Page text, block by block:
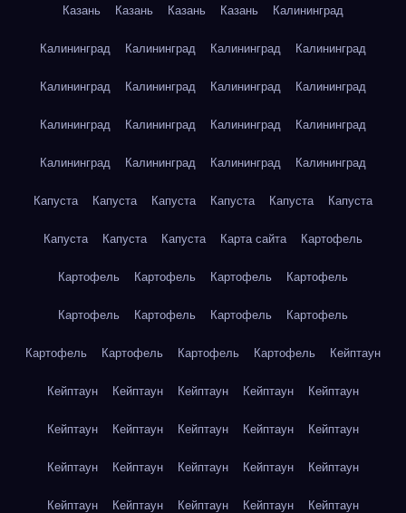
Казань Казань Казань Казань Калининград
Калининград Калининград Калининград Калининград
Калининград Калининград Калининград Калининград
Калининград Калининград Калининград Калининград
Калининград Калининград Калининград Калининград
Капуста Капуста Капуста Капуста Капуста Капуста
Капуста Капуста Капуста Карта сайта Картофель
Картофель Картофель Картофель Картофель
Картофель Картофель Картофель Картофель
Картофель Картофель Картофель Картофель Кейптаун
Кейптаун Кейптаун Кейптаун Кейптаун Кейптаун
Кейптаун Кейптаун Кейптаун Кейптаун Кейптаун
Кейптаун Кейптаун Кейптаун Кейптаун Кейптаун
Кейптаун Кейптаун Кейптаун Кейптаун Кейптаун